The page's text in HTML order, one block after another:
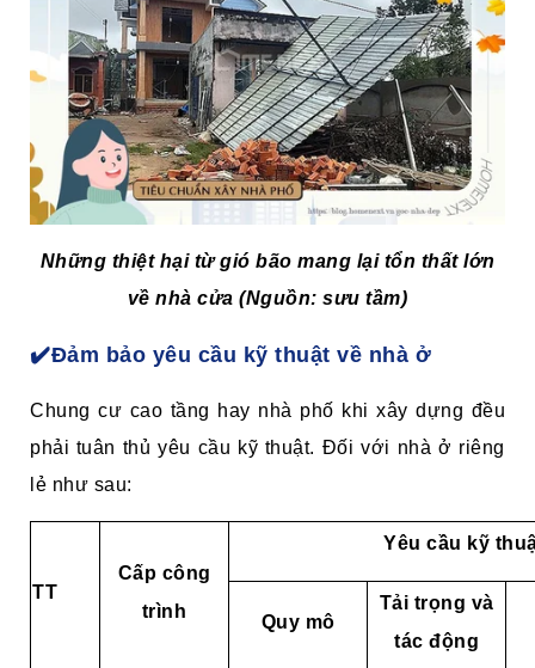
Những thiệt hại từ gió bão mang lại tổn thất lớn
về nhà cửa(Nguồn: sưu tầm)
✔️Đảm bảo yêu cầu kỹ thuật về nhà ở
Chung cư cao tầng hay nhà phố khi xây dựng đều
phải tuân thủ yêu cầu kỹ thuật. Đối với nhà ở riêng
lẻ như sau:
TT
Cấp công
trình
Yêu cầu kỹ
Quy mô
Tải trọng và
tác động